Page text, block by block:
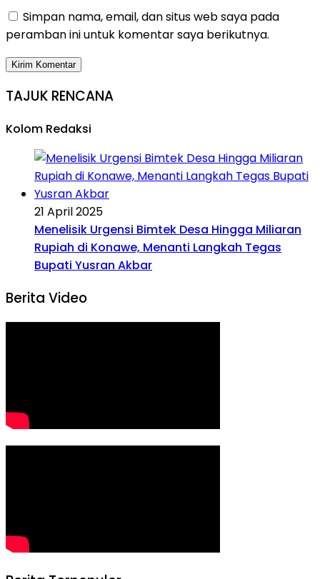
Simpan nama, email, dan situs web saya pada
peramban ini untuk komentar saya berikutnya.
TAJUK RENCANA
Kolom Redaksi
21 April 2025
Menelisik Urgensi Bimtek Desa Hingga Miliaran
Rupiah di Konawe, Menanti Langkah Tegas
Bupati Yusran Akbar
Berita Video